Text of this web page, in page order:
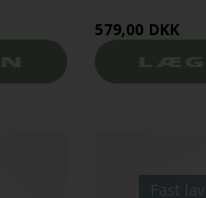
579,00 DKK
Fast lav